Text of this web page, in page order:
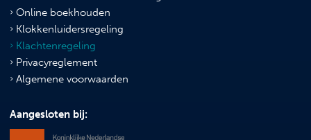
Online boekhouden
Klokkenluidersregeling
Klachtenregeling
Privacyreglement
Algemene voorwaarden
Aangesloten bij: